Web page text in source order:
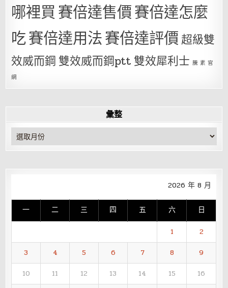
哪裡買賽倍達售價賽倍達怎麼
吃賽倍達用法賽倍達評價超級雙
效威而鋼 雙效威而鋼ptt 雙效犀利士 騰 素 官
網
彙整
彙
整
2026 年 8 月
一 二 三 四 五 六 日
1
2
3
4 5 6 7 8
9
10
11 12 13 14 15
16